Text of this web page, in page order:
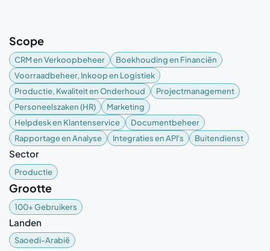
Scope
CRM en Verkoopbeheer
Boekhouding en Financiën
Voorraadbeheer, Inkoop en Logistiek
Productie, Kwaliteit en Onderhoud
Projectmanagement
Personeelszaken (HR)
Marketing
Helpdesk en Klantenservice
Documentbeheer
Rapportage en Analyse
Integraties en API's Buitendienst
Sector
Productie
Grootte
100+ Gebruikers
Landen
Saoedi-Arabië